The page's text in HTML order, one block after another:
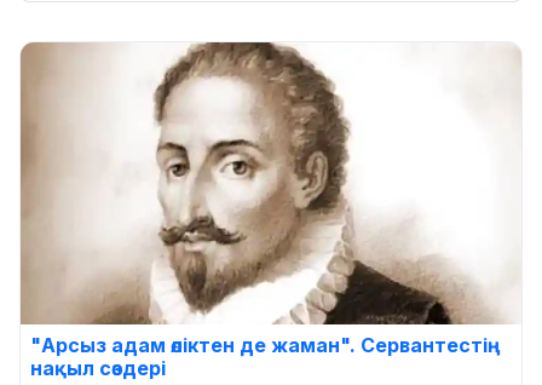
"Арсыз адам өліктен де жаман". Сервантестің
нақыл сөздері